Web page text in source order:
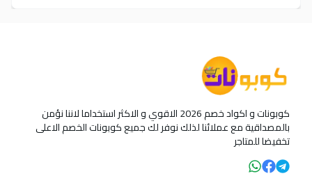
كوبونات و اكواد خصم 2026 الاقوي و الاكثر استخداما لاننا نؤمن
بالمصداقية مع عملائنا لذلك نوفر لك جميع كوبونات الخصم الاعلى
تخفيضا للمتاجر